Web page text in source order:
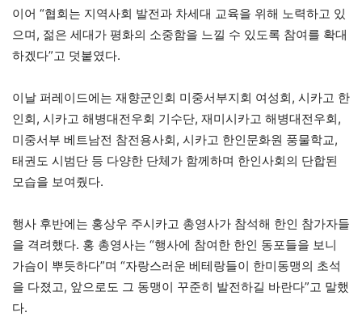
이어 “협회는 지역사회 발전과 차세대 교육을 위해 노력하고 있
으며, 젊은 세대가 평화의 소중함을 느낄 수 있도록 참여를 확대
하겠다”고 덧붙였다.
이날 퍼레이드에는 재향군인회 미중서부지회 여성회, 시카고 한
인회, 시카고 해병대전우회 기수단, 재미시카고 해병대전우회,
미중서부 베트남전 참전용사회, 시카고 한인문화원 풍물학교,
태권도 시범단 등 다양한 단체가 함께하며 한인사회의 단합된
모습을 보여줬다.
행사 후반에는 홍상우 주시카고 총영사가 참석해 한인 참가자들
을 격려했다. 홍 총영사는 “행사에 참여한 한인 동포들을 보니
가슴이 뿌듯하다”며 “자랑스러운 베테랑들이 한미동맹의 초석
을 다졌고, 앞으로도 그 동맹이 꾸준히 발전하길 바란다”고 말했
다.